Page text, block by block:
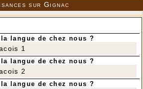
Le Maire
:
des comptes de gestion 2018 :
Collectif,
Sociaux,
vote des comptes administratifs
Collectif,
sur Gignac
langue de chez nous ?
1
langue de chez nous ?
2
langue de chez nous ?